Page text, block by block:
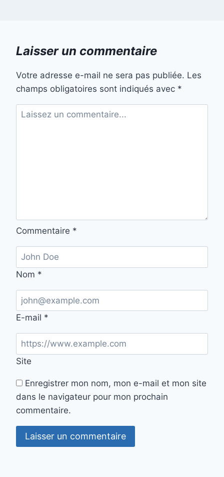
Laisser un commentaire
Votre adresse e-mail ne sera pas publiée. Les
champs obligatoires sont indiqués avec *
Commentaire *
Nom *
E-mail *
Site
Enregistrer mon nom, mon e-mail et mon site
dans le navigateur pour mon prochain
commentaire.